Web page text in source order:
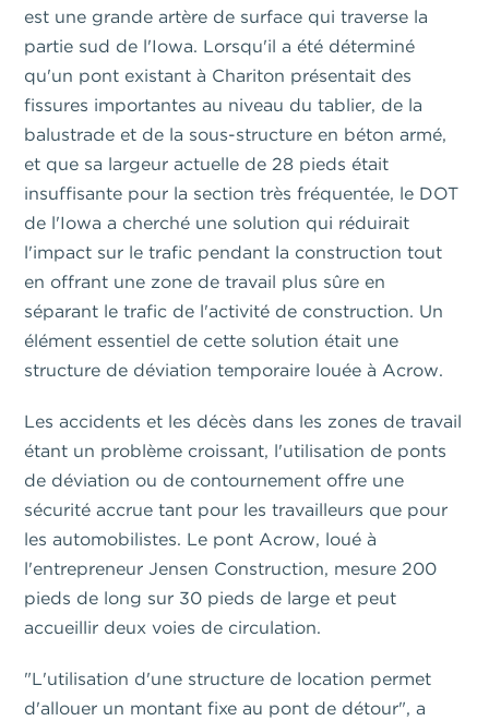
est une grande artère de surface qui traverse la
partie sud de l'Iowa. Lorsqu'il a été déterminé
qu'un pont existant à Chariton présentait des
fissures importantes au niveau du tablier, de la
balustrade et de la sous-structure en béton armé,
et que sa largeur actuelle de 28 pieds était
insuffisante pour la section très fréquentée, le DOT
de l'Iowa a cherché une solution qui réduirait
l'impact sur le trafic pendant la construction tout
en offrant une zone de travail plus sûre en
séparant le trafic de l'activité de construction. Un
élément essentiel de cette solution était une
structure de déviation temporaire louée à Acrow.
Les accidents et les décès dans les zones de travail
étant un problème croissant, l'utilisation de ponts
de déviation ou de contournement offre une
sécurité accrue tant pour les travailleurs que pour
les automobilistes. Le pont Acrow, loué à
l'entrepreneur Jensen Construction, mesure 200
pieds de long sur 30 pieds de large et peut
accueillir deux voies de circulation.
"L'utilisation d'une structure de location permet
d'allouer un montant fixe au pont de détour", a